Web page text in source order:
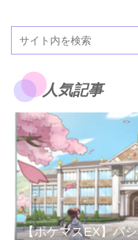
人気記事
【ポケマスEX】パ